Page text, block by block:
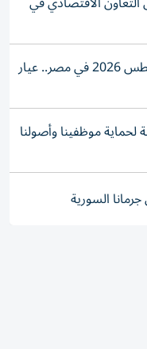
أسعار الذهب اليوم الجمعة 7 أغسطس 2026 في مصر.. عيار
لحماية موظفينا وأصولنا
السورية